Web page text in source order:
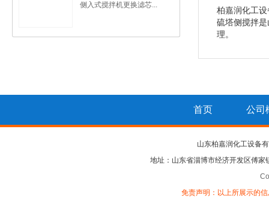
侧入式搅拌机更换滤芯...
柏嘉润化工
硫塔侧搅拌
理。
首页 公司
山东柏嘉润化工设备
地址：山东省淄博市经济开发区傅
免责声明：以上所展示的